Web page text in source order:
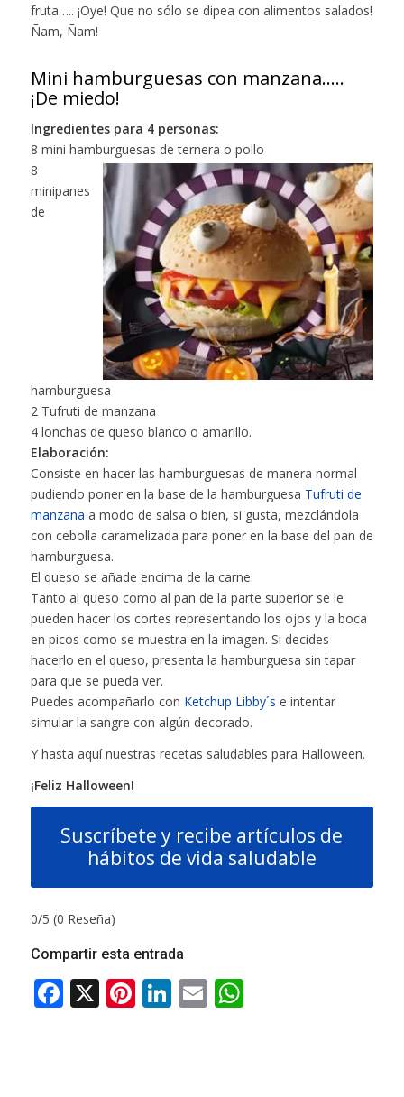
fruta….. ¡Oye! Que no sólo se dipea con alimentos salados!
Ñam, Ñam!
Mini hamburguesas con manzana…..
¡De miedo!
Ingredientes para 4 personas:
8 mini hamburguesas de ternera o pollo
8
minipanes
de
hamburguesa
2 Tufruti de manzana
4 lonchas de queso blanco o amarillo.
Elaboración:
Consiste en hacer las hamburguesas de manera normal
pudiendo poner en la base de la hamburguesa Tufruti de
manzana a modo de salsa o bien, si gusta, mezclándola
con cebolla caramelizada para poner en la base del pan de
hamburguesa.
El queso se añade encima de la carne.
Tanto al queso como al pan de la parte superior se le
pueden hacer los cortes representando los ojos y la boca
en picos como se muestra en la imagen. Si decides
hacerlo en el queso, presenta la hamburguesa sin tapar
para que se pueda ver.
Puedes acompañarlo con Ketchup Libby´s e intentar
simular la sangre con algún decorado.
Y hasta aquí nuestras recetas saludables para Halloween.
¡Feliz Halloween!
Suscríbete y recibe artículos de
hábitos de vida saludable
0/5 (0 Reseña)
Compartir esta entrada